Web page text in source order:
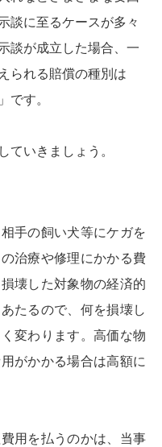
談に至るケースが多々
談が成立した場合、一
られる賠償の種別は
です。
ていきましょう。
手の飼い犬等にケガを
治療や修理にかかる費
壊した対象物の経済的
たるので、何を損壊し
変わります。高価な物
がかかる場合は高額に
用を払うのかは、当事